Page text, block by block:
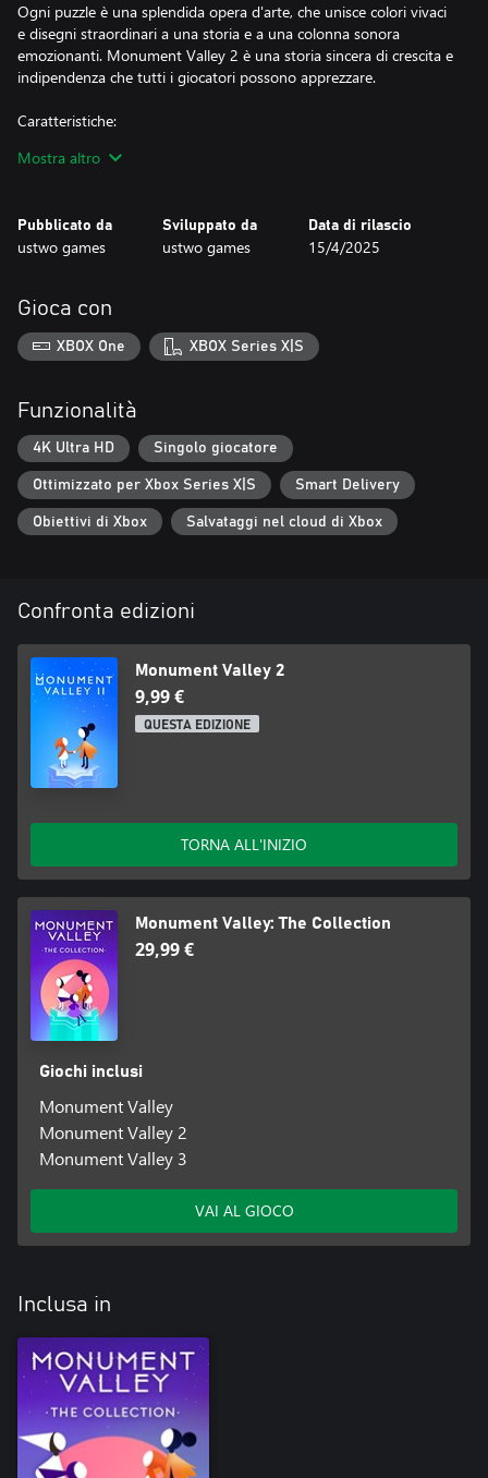
Ogni puzzle è una splendida opera d'arte, che unisce colori vivaci
e disegni straordinari a una storia e a una colonna sonora
emozionanti. Monument Valley 2 è una storia sincera di crescita e
indipendenza che tutti i giocatori possono apprezzare.
Caratteristiche:
- Narrazione toccante: vivere la storia emotiva della genitorialità e
- Puzzle realizzati individualmente: tutte le nuove interazioni per
esplorare le mutevoli dinamiche tra Ro e il suo bambino.
- Arte contemporanea: ispirata all'architettura globale e all'arte
contemporanea.
soddisfacente.
Scopri la magia di Monument Valley 2 con Ro e il suo bambino in
questo sequel emotivamente potente di Monument Valley.
ustwo games è un orgoglioso sviluppatore indipendente, noto
soprattutto per la pluripremiata serie Monument Valley, Land's
Mostra altro
Pubblicato da
ustwo games
Sviluppato da
ustwo games
Data di rilascio
15/4/2025
Gioca con
XBOX One XBOX Series X|S
Funzionalità
4K Ultra HD Singolo giocatore
Ottimizzato per Xbox Series X|S Smart Delivery
Obiettivi di Xbox Salvataggi nel cloud di Xbox
Confronta edizioni
Monument Valley 2
9,99 €
QUESTA EDIZIONE
TORNA ALL'INIZIO
Monument Valley: The Collection
29,99 €
Giochi inclusi
Monument Valley
Monument Valley 2
Monument Valley 3
VAI AL GIOCO
Inclusa in